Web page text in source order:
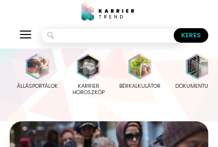
ÁLLÁSPORTÁLOK
KARRIER
HOROSZKÓP
BÉRKALKULÁTOR